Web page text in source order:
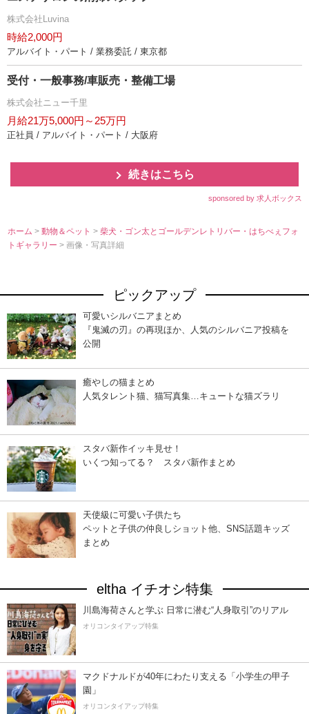
株式会社Luvina
時給2,000円
アルバイト・パート / 業務委託 / 東京都
受付・一般事務/車販売・整備工場
株式会社ニュー千里
月給21万5,000円～25万円
正社員 / アルバイト・パート / 大阪府
続きはこちら
sponsored by 求人ボックス
ホーム >動物＆ペット>柴犬・ゴン太とゴールデンレトリバー・はちべぇフォ
トギャラリー> 画像・写真詳細
ピックアップ
可愛いシルバニアまとめ
『鬼滅の刃』の再現ほか、人気のシルバニア投稿を
公開
癒やしの猫まとめ
人気タレント猫、猫写真集…キュートな猫ズラリ
スタバ新作イッキ見せ！
いくつ知ってる？ スタバ新作まとめ
天使級に可愛い子供たち
ペットと子供の仲良しショット他、SNS話題キッズ
まとめ
eltha イチオシ特集
川島海荷さんと学ぶ 日常に潜む“人身取引”のリアル
オリコンタイアップ特集
マクドナルドが40年にわたり支える「小学生の甲子
園」
オリコンタイアップ特集